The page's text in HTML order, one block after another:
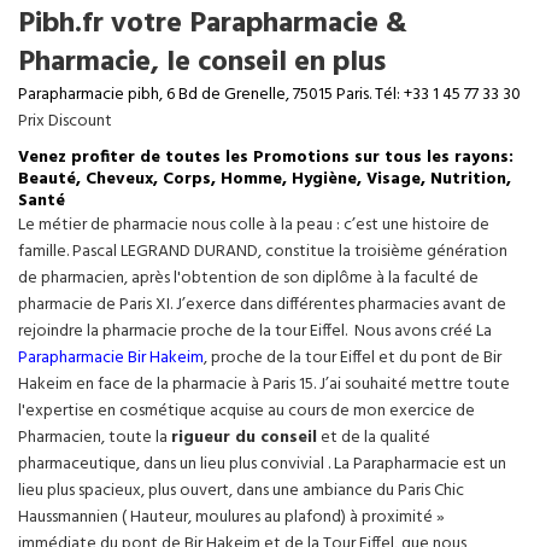
Pibh.fr votre Parapharmacie &
Pharmacie, le conseil en plus
Parapharmacie pibh, 6 Bd de Grenelle, 75015 Paris. Tél: +33 1 45 77 33 30
Prix Discount
Venez profiter de toutes les Promotions sur tous les rayons:
Beauté, Cheveux, Corps, Homme, Hygiène, Visage, Nutrition,
Santé
Le métier de pharmacie nous colle à la peau : c’est une histoire de
famille. Pascal LEGRAND DURAND, constitue la troisième génération
de pharmacien, après l'obtention de son diplôme à la faculté de
pharmacie de Paris XI. J’exerce dans différentes pharmacies avant de
rejoindre la pharmacie proche de la tour Eiffel. Nous avons créé La
Parapharmacie Bir Hakeim, proche de la tourEiffelet du pont de Bir
Hakeim en face de la pharmacie à Paris 15. J’ai souhaité mettre toute
l'expertise en cosmétique acquise au cours de mon exercice de
Pharmacien, toute la rigueur du conseilet de la qualité
pharmaceutique, dans un lieu plus convivial . La Parapharmacie est un
lieu plus spacieux, plus ouvert, dans une ambiance du Paris Chic
Haussmannien ( Hauteur, moulures au plafond) à proximité »